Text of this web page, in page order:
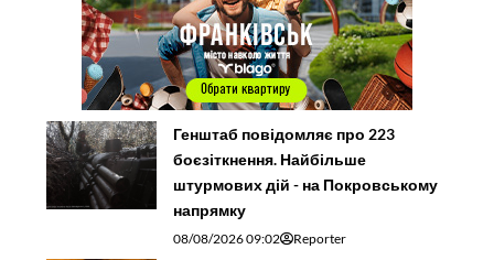
Генштаб повідомляє про 223
боєзіткнення. Найбільше
штурмових дій - на Покровському
напрямку
08/08/2026 09:02 Reporter